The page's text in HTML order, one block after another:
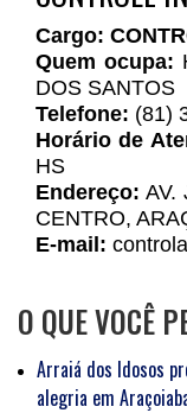
Cargo:
Quem ocupa:
DOS SANTOS
Telefone: (81)
Horário de
HS
Endereço: AV.
CENTRO,
E-mail:
O QUE VOCÊ
Arraiá dos Idosos
alegria em